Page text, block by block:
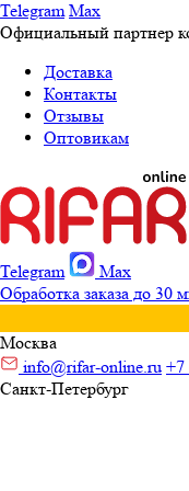
Telegram Max
Официальный партнер
Доставка
Контакты
Отзывы
Оптовикам
Telegram
Max
Обработка заказа до 30
Москва
info@rifar-online.ru +7
Санкт-Петербург